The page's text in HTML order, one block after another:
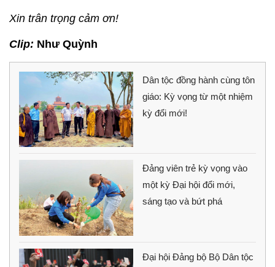
Xin trân trọng cảm ơn!
Clip: Như Quỳnh
Dân tộc đồng hành cùng tôn
giáo: Kỳ vọng từ một nhiệm
kỳ đổi mới!
Đảng viên trẻ kỳ vọng vào
một kỳ Đại hội đổi mới,
sáng tạo và bứt phá
Đại hội Đảng bộ Bộ Dân tộc